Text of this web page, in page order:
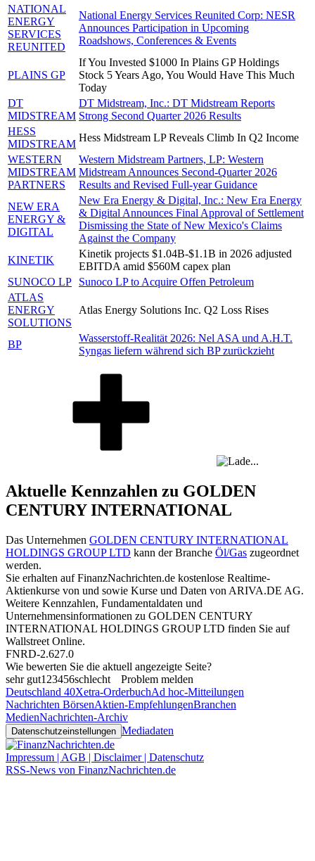
NATIONAL
ENERGY
SERVICES
REUNITED
National Energy Services Reunited Corp: NESR
Announces Participation in Upcoming
Roadshows, Conferences & Events
PLAINS GP
If You Invested $1000 In Plains GP Holdings
Stock 5 Years Ago, You Would Have This Much
Today
DT
MIDSTREAM
DT Midstream, Inc.: DT Midstream Reports
Strong Second Quarter 2026 Results
HESS
MIDSTREAM
Hess Midstream LP Reveals Climb In Q2 Income
WESTERN
MIDSTREAM
PARTNERS
Western Midstream Partners, LP: Western
Midstream Announces Second-Quarter 2026
Results and Revised Full-year Guidance
NEW ERA
ENERGY &
DIGITAL
New Era Energy & Digital, Inc.: New Era Energy
& Digital Announces Final Approval of Settlement
Dismissing the State of New Mexico's Claims
Against the Company
KINETIK
Kinetik projects $1.04B-$1.1B in 2026 adjusted
EBITDA amid $560M capex plan
SUNOCO LP
Sunoco LP to Acquire Offen Petroleum
ATLAS
ENERGY
SOLUTIONS
Atlas Energy Solutions Inc. Q2 Loss Rises
BP
Wasserstoff-Realität 2026: Nel ASA und A.H.T.
Syngas liefern während sich BP zurückzieht
Aktuelle Kennzahlen zu GOLDEN
CENTURY INTERNATIONAL
Das Unternehmen GOLDEN CENTURY INTERNATIONAL
HOLDINGS GROUP LTD kann der Branche Öl/Gas zugeordnet
werden.
Sie erhalten auf FinanzNachrichten.de kostenlose Realtime-
Aktienkurse von und sowie Kurse und Daten von ARIVA.DE AG.
Weitere Kennzahlen, Fundamentaldaten und
Unternehmensinformationen zu GOLDEN CENTURY
INTERNATIONAL HOLDINGS GROUP LTD finden Sie auf
Wallstreet Online.
FNRD-2.627.0
Wie bewerten Sie die aktuell angezeigte Seite?
sehr gut1 23456schlecht
Problem melden
Deutschland 40Xetra-OrderbuchAd hoc-Mitteilungen
Nachrichten BörsenAktien-EmpfehlungenBranchen
MedienNachrichten-Archiv
Datenschutzeinstellungen Mediadaten
Impressum | AGB | Disclaimer | Datenschutz
RSS-News von FinanzNachrichten.de